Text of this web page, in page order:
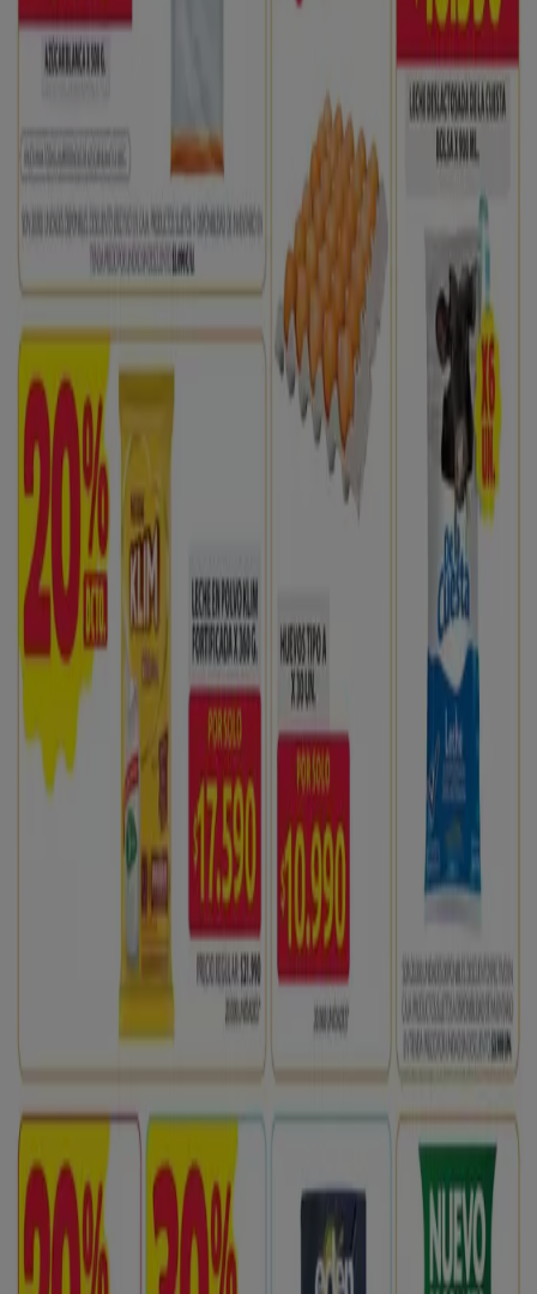
Cerrado
Otros negocios de Supermercados
en Pereira
Ara
Bienvenido a la tienda de
en Tiendeo, donde podrás
descubrir las mejoresofertas , promociones
catálogos
de esta destacada marca del sector de
Supermercados
Nuestra tienda física está ubicada en Carrera 13 # 37 -
71,Pereira , y en ella encontrarás una amplia gama de
productos de calidad que te permitirán ahorrar durante
todo el agosto de 2026
En Tiendeo te ofrecemos toda la información actualizada
sobre
Ara
, como los horarios de apertura, las ofertas
exclusivas y la ubicación exacta de la tienda en
Carrera
13 # 37 - 71 . Además, tendrás acceso a los últimos
catálogos de
Ara
, donde podrás descubrir las
promociones más recientes y aprovechar grandes
descuentos en productos de
Supermercados
para tus
compras en Pereira .
No pierdas la oportunidad de visitar la tienda de Ara
Carrera 13 # 37 - 71
para disfrutar de una experiencia de
compra completa. Te invitamos a explorar las
promociones que tenemos para ti este
agostoy
mantenerte informado de las mejores ofertas de
. ¡Visítanos y empieza a ahorrar hoy mismo!
Más información de AraVer otras tiendas de Ara en